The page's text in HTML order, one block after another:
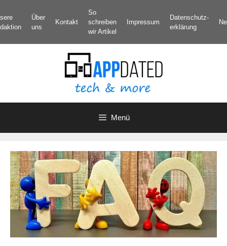
Inhalt
springen
Über
uns
Kontakt
So
schreiben
wir Artikel
Impressum
Datenschutz­
erklärung
Menü